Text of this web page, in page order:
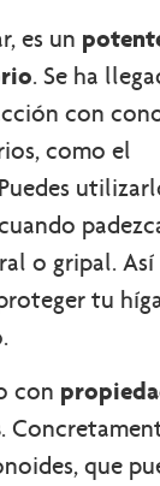
es un
. Se ha
con
como el
o gripal. Así
tu
con
.
que